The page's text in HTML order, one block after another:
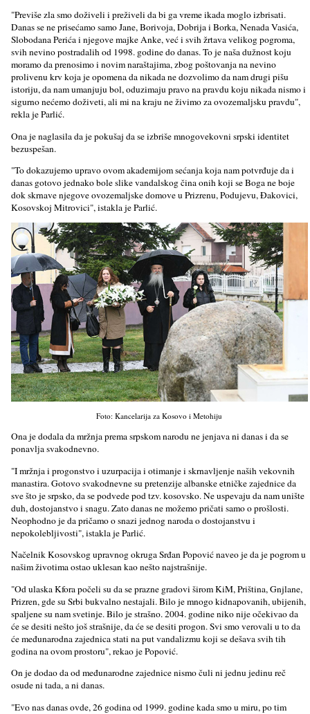
"Previše zla smo doživeli i preživeli da bi ga vreme ikada moglo izbrisati.
Danas se ne prisećamo samo Jane, Borivoja, Dobrija i Borka, Nenada Vasića,
Slobodana Perića i njegove majke Anke, već i svih žrtava velikog pogroma,
svih nevino postradalih od 1998. godine do danas. To je naša dužnost koju
moramo da prenosimo i novim naraštajima, zbog poštovanja na nevino
prolivenu krv koja je opomena da nikada ne dozvolimo da nam drugi pišu
istoriju, da nam umanjuju bol, oduzimaju pravo na pravdu koju nikada nismo i
sigurno nećemo doživeti, ali mi na kraju ne živimo za ovozemalјsku pravdu",
rekla je Parlić.
Ona je naglasila da je pokušaj da se izbriše mnogovekovni srpski identitet
bezuspešan.
"To dokazujemo upravo ovom akademijom sećanja koja nam potvrđuje da i
danas gotovo jednako bole slike vandalskog čina onih koji se Boga ne boje
dok skrnave njegove ovozemalјske domove u Prizrenu, Podujevu, Đakovici,
Kosovskoj Mitrovici", istakla je Parlić.
Foto: Kancelarija za Kosovo i Metohiju
Ona je dodala da mržnja prema srpskom narodu ne jenjava ni danas i da se
ponavlјa svakodnevno.
"I mržnja i progonstvo i uzurpacija i otimanje i skrnavlјenje naših vekovnih
manastira. Gotovo svakodnevne su pretenzije albanske etničke zajednice da
sve što je srpsko, da se podvede pod tzv. kosovsko. Ne uspevaju da nam unište
duh, dostojanstvo i snagu. Zato danas ne možemo pričati samo o prošlosti.
Neophodno je da pričamo o snazi jednog naroda o dostojanstvu i
nepokoleblјivosti", istakla je Parlić.
Načelnik Kosovskog upravnog okruga Srđan Popović naveo je da je pogrom u
našim životima ostao uklesan kao nešto najstrašnije.
"Od ulaska Kfora počeli su da se prazne gradovi širom KiM, Priština, Gnjlane,
Prizren, gde su Srbi bukvalno nestajali. Bilo je mnogo kidnapovanih, ubijenih,
spalјene su nam svetinje. Bilo je strašno. 2004. godine niko nije očekivao da
će se desiti nešto još strašnije, da će se desiti progon. Svi smo verovali u to da
će međunarodna zajednica stati na put vandalizmu koji se dešava svih tih
godina na ovom prostoru", rekao je Popović.
On je dodao da od međunarodne zajednice nismo čuli ni jednu jedinu reč
osude ni tada, a ni danas.
"Evo nas danas ovde, 26 godina od 1999. godine kada smo u miru, po tim